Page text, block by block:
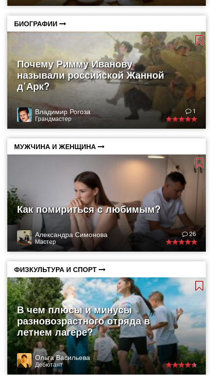
БИОГРАФИИ
Почему Римму Иванову
называли российской Жанной
д’Арк?
Владимир Рогоза
Грандмастер
1
МУЖЧИНА И ЖЕНЩИНА
Как помириться с любимым?
Александра Симонова
Мастер
26
ФИЗКУЛЬТУРА И СПОРТ
В чем плюсы и минусы
разновозрастного отряда в
летнем лагере?
Ольга Васильева
Дебютант